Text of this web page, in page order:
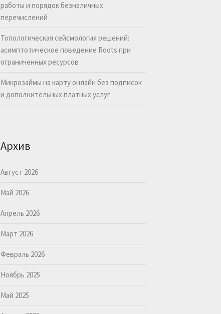
работы и порядок безналичных
перечислений
Топологическая сейсмология решений:
асимптотическое поведение Roots при
ограниченных ресурсов
Микрозаймы на карту онлайн без подписок
и дополнительных платных услуг
Архив
Август 2026
Май 2026
Апрель 2026
Март 2026
Февраль 2026
Ноябрь 2025
Май 2025